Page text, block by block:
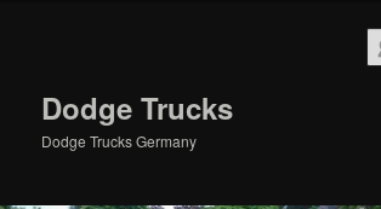
Dodge Trucks
Dodge Trucks Germany